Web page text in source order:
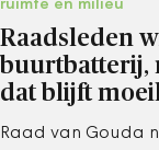
ruimte en milieu
Raadsleden
buurtbatterij,
dat blijft
Raad van Gouda